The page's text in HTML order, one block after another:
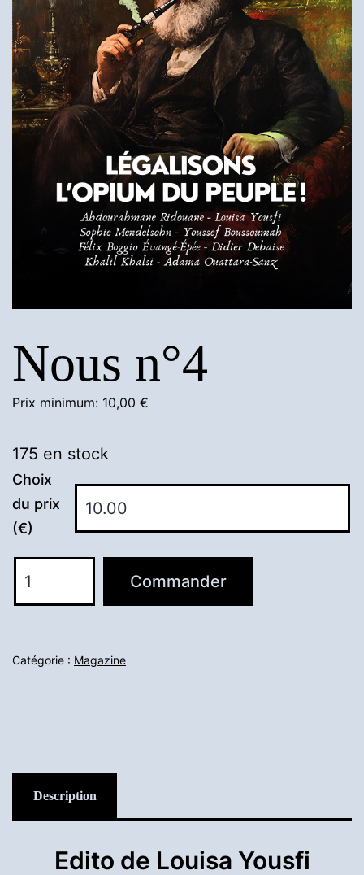
Nous n°4
Prix minimum: 10,00 €
175 en stock
Choix
du prix
(€)
de
Commander
Catégorie : Magazine
Description
Edito de Louisa Yousfi